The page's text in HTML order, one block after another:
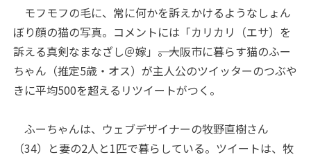
モフモフの毛に、常に何かを訴えかけるようなしょん
ぼり顔の猫の写真。コメントには「カリカリ（エサ）を
訴える真剣なまなざし＠嫁」――。大阪市に暮らす猫のふー
ちゃん（推定5歳・オス）が主人公のツイッターのつぶや
きに平均500を超えるリツイートがつく。
ふーちゃんは、ウェブデザイナーの牧野直樹さん
（34）と妻の2人と1匹で暮らしている。ツイートは、牧